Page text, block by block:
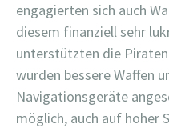
engagierten sich auch
diesem finanziell sehr
unterstützten die
wurden bessere Waffen
Navigationsgeräte
möglich, auch auf hoher